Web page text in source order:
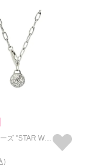
スター・ウォーズ "STAR WARS™" デス スター ネックレス シルバー925